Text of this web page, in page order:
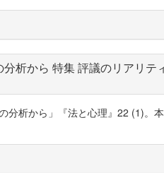
析から 特集 評議のリアリ
析から」『法と心理』22 (1)。本